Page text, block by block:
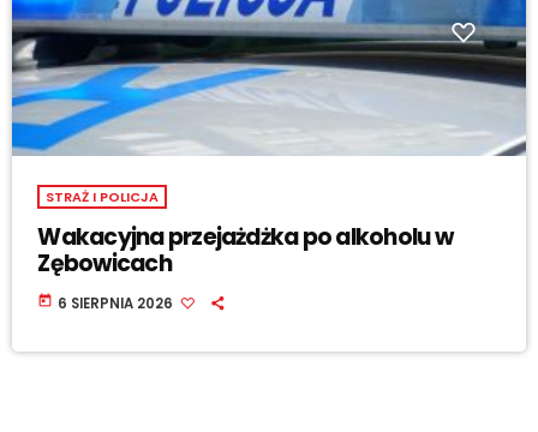
STRAŻ I POLICJA
Wakacyjna przejażdżka po alkoholu w
Zębowicach
today 6 SIERPNIA 2026